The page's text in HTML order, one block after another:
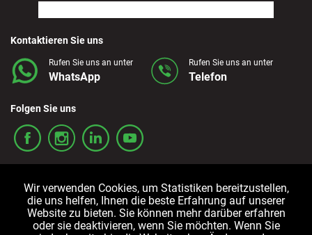
Kontaktieren Sie uns
Rufen Sie uns an unter
WhatsApp
Rufen Sie uns an unter
Telefon
Folgen Sie uns
Allgemeine
Datenschutzrichtlinien
Cookie-
Wir verwenden Cookies, um Statistiken bereitzustellen,
die uns helfen, Ihnen die beste Erfahrung auf unserer
Website zu bieten. Sie können mehr darüber erfahren
oder sie deaktivieren, wenn Sie möchten. Wenn Sie